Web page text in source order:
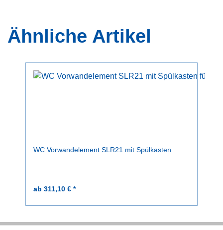
Ähnliche Artikel
WC Vorwandelement SLR21 mit Spülkasten
ab 311,10 € *